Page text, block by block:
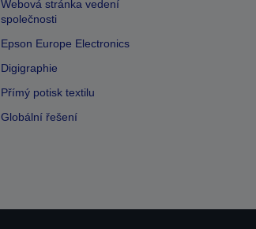
Webová stránka vedení
společnosti
Epson Europe Electronics
Digigraphie
Přímý potisk textilu
Globální řešení